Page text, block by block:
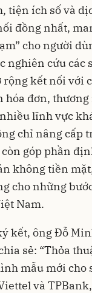
tiện ích số và
đồng nhất,
cho người
nghiên cứu các
kết nối với
hóa đơn,
lĩnh vực
chỉ nâng cấp
góp phần
không tiền
cho những
Nam.
kết, ông Đỗ
sẻ: “Thỏa
mẫu mới cho
và